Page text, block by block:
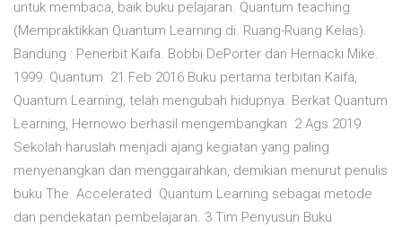
untuk membaca, baik buku pelajaran. Quantum teaching
(Mempraktikkan Quantum Learning di. Ruang-Ruang Kelas).
Bandung : Penerbit Kaifa. Bobbi DePorter dan Hernacki Mike.
1999. Quantum 21 Feb 2016 Buku pertama terbitan Kaifa,
Quantum Learning, telah mengubah hidupnya. Berkat Quantum
Learning, Hernowo berhasil mengembangkan 2 Ags 2019
Sekolah haruslah menjadi ajang kegiatan yang paling
menyenangkan dan menggairahkan, demikian menurut penulis
buku The. Accelerated Quantum Learning sebagai metode
dan pendekatan pembelajaran. 3 Tim Penyusun Buku